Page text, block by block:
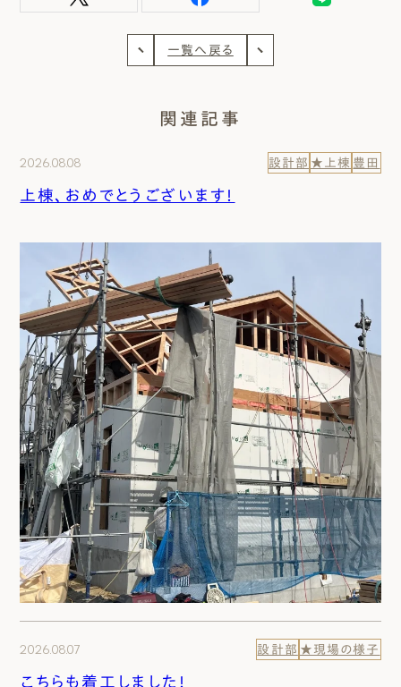
一覧へ戻る
関連記事
2026.08.08 設計部 ★上棟 豊田
上棟、おめでとうございます！
2026.08.07 設計部 ★現場の様子
こちらも着工しました！